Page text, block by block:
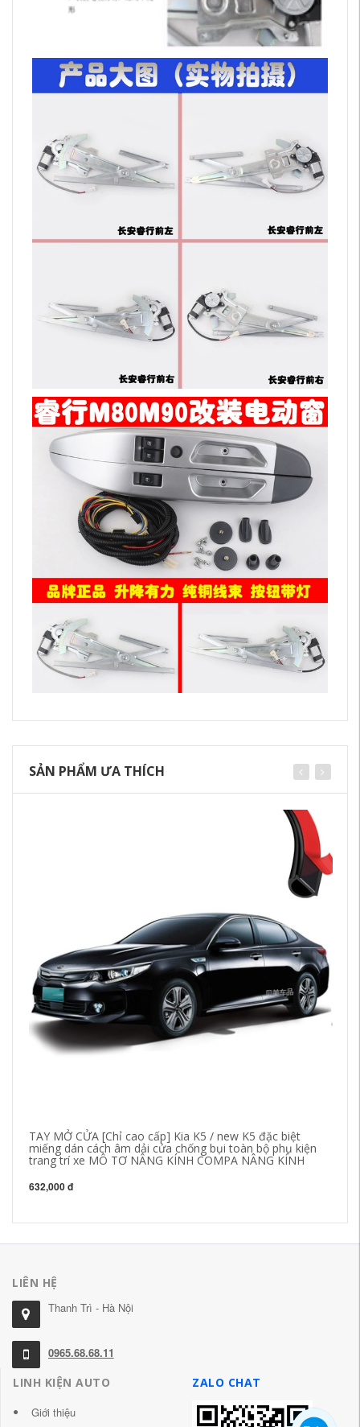
SẢN PHẨM ƯA THÍCH
TAY MỞ CỬA [Chỉ cao cấp] Kia K5 / new K5 đặc biệt
miếng dán cách âm dải cửa chống bụi toàn bộ phụ kiện
trang trí xe MÔ TƠ NÂNG KÍNH COMPA NÂNG KÍNH
632,000 đ
LIÊN HỆ
Thanh Trì - Hà Nội
0965.68.68.11
LINH KIỆN AUTO
Giới thiệu
ZALO CHAT